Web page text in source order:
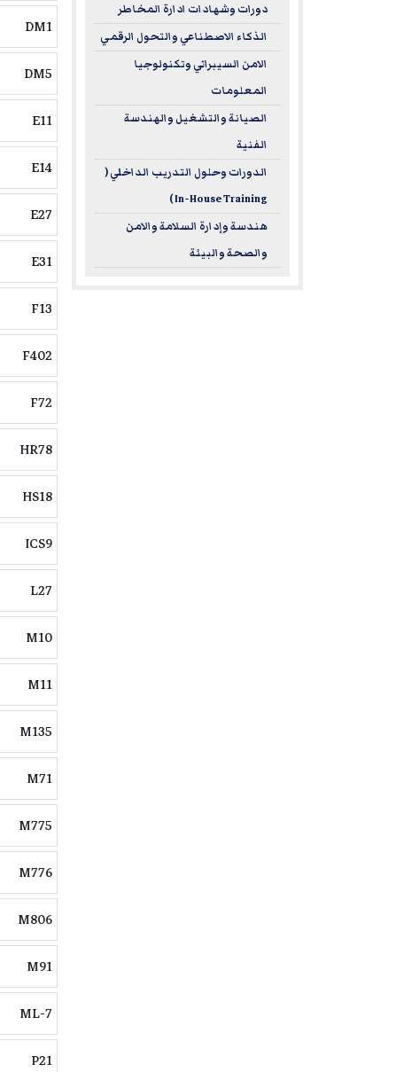
DM1
DM5
E11
E14
E27
E31
F13
F402
F72
HR78
HS18
ICS9
L27
M10
M11
M135
M71
M775
M776
M806
M91
ML-7
P21
دورات وشهادات ادارة المخاطر
الذكاء الاصطناعي والتحول الرقمي
الامن السيبراني وتكنولوجيا
المعلومات
الصيانة والتشغيل والهندسة
الفنية
الدورات وحلول التدريب الداخلي (
In-House Training )
هندسة وإدارة السلامة والامن
والصحة والبيئة